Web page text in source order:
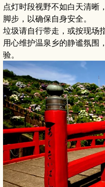
点灯时段视野不如白天清晰
脚步，以确保自身安全。
垃圾请自行带走，或按现场
用心维护温泉乡的静谧氛围
验。